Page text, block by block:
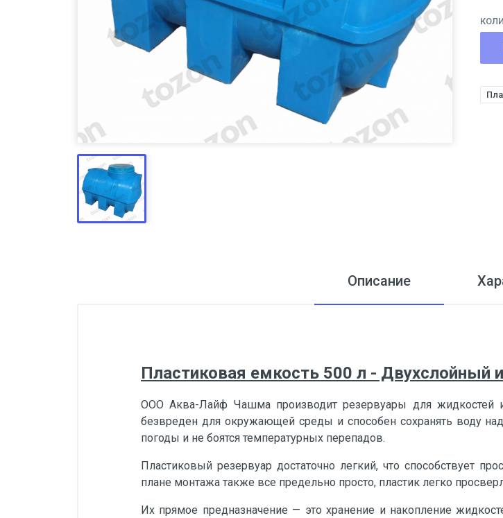
Описание
Пластиковая емкость 500 л - Двухслойный
ООО Аква-Лайф Чашма производит резервуары для жидкостей
безвреден для окружающей среды и способен сохранять воду
погоды и не боятся температурных перепадов.
Пластиковый резервуар достаточно легкий, что способствует
плане монтажа также все предельно просто, пластик легко
Их прямое предназначение — это хранение и накопление